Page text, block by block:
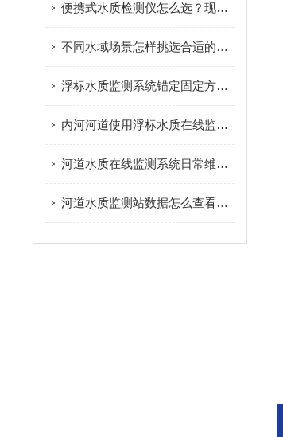
便携式水质检测仪怎么选？现场水质检测实用指南
不同水域场景怎样挑选合适的浮漂水质监测站
浮标水质监测系统锚定固定方式该如何选择
内河河道使用浮标水质在线监测站有哪些优势
河道水质在线监测系统日常维护需要做哪些工作
河道水质监测站数据怎么查看与导出